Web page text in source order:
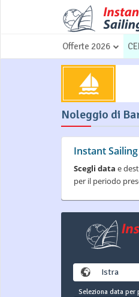
Offerte 2026
Noleggio di
Instant
Scegli data e
per il periodo
Seleziona data per